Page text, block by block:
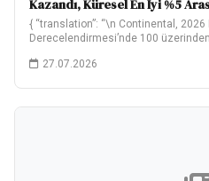
Kazandı, Küresel En İyi %5
{ “translation”: “\n Continental,
Derecelendirmesi’nde 100
27.07.2026